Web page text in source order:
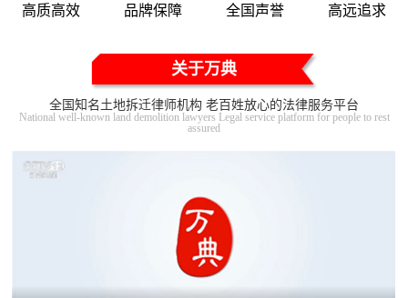
高质高效 品牌保障 全国声誉 高远追求
关于万典
全国知名土地拆迁律师机构 老百姓放心的法律服务平台
National well-known land demolition lawyers Legal service platform for people to rest
assured